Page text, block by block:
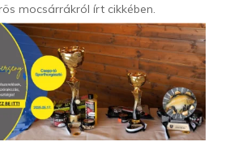
mocsárrákról írt cikkében.